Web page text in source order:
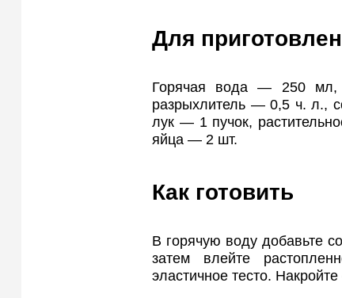
Для
Горячая вода — 250
разрыхлитель — 0,5 ч. л.,
лук — 1 пучок,
яйца — 2 шт.
Как готовить
В горячую воду добавьте
затем влейте
эластичное тесто.